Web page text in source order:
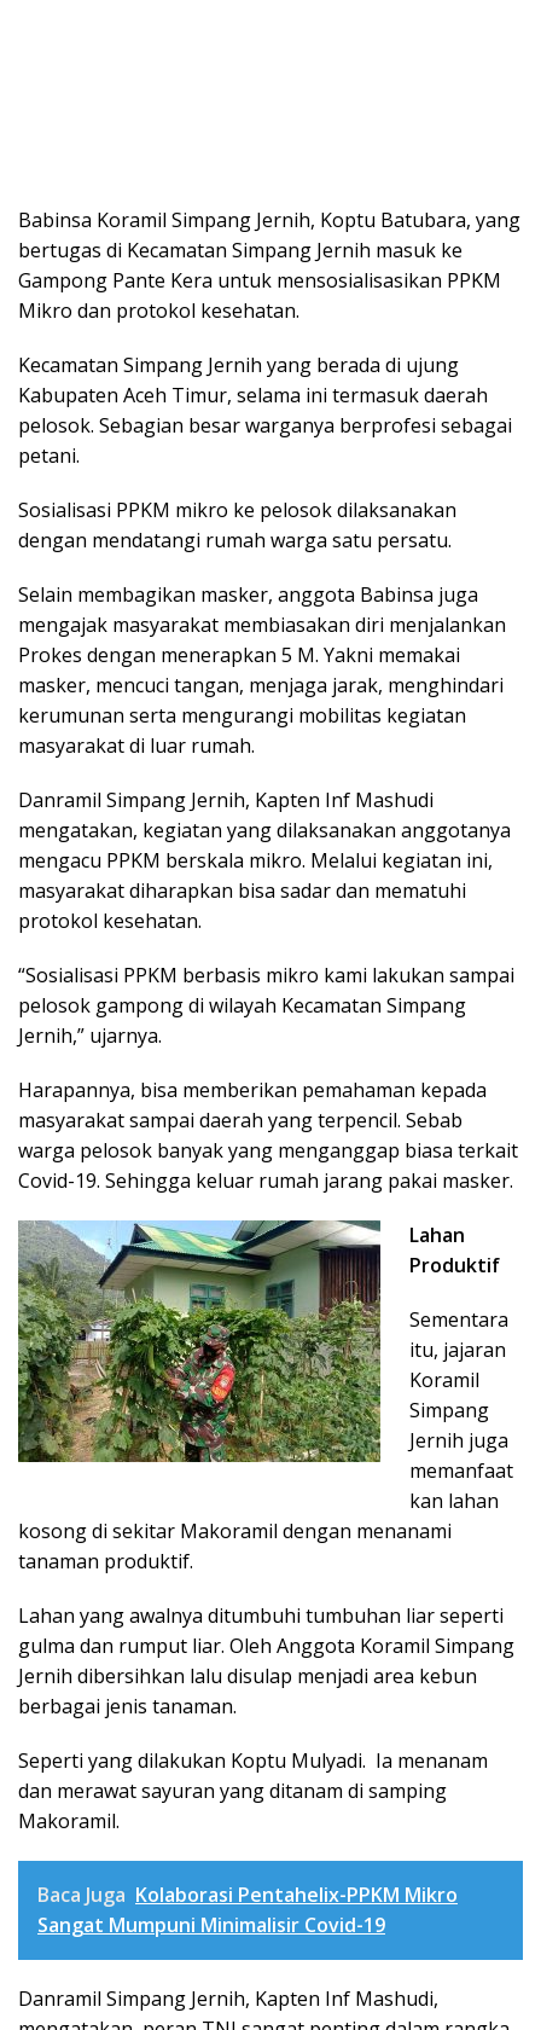
Babinsa Koramil Simpang Jernih, Koptu Batubara, yang
bertugas di Kecamatan Simpang Jernih masuk ke
Gampong Pante Kera untuk mensosialisasikan PPKM
Mikro dan protokol kesehatan.
Kecamatan Simpang Jernih yang berada di ujung
Kabupaten Aceh Timur, selama ini termasuk daerah
pelosok. Sebagian besar warganya berprofesi sebagai
petani.
Sosialisasi PPKM mikro ke pelosok dilaksanakan
dengan mendatangi rumah warga satu persatu.
Selain membagikan masker, anggota Babinsa juga
mengajak masyarakat membiasakan diri menjalankan
Prokes dengan menerapkan 5 M. Yakni memakai
masker, mencuci tangan, menjaga jarak, menghindari
kerumunan serta mengurangi mobilitas kegiatan
masyarakat di luar rumah.
Danramil Simpang Jernih, Kapten Inf Mashudi
mengatakan, kegiatan yang dilaksanakan anggotanya
mengacu PPKM berskala mikro. Melalui kegiatan ini,
masyarakat diharapkan bisa sadar dan mematuhi
protokol kesehatan.
“Sosialisasi PPKM berbasis mikro kami lakukan sampai
pelosok gampong di wilayah Kecamatan Simpang
Jernih,” ujarnya.
Harapannya, bisa memberikan pemahaman kepada
masyarakat sampai daerah yang terpencil. Sebab
warga pelosok banyak yang menganggap biasa terkait
Covid-19. Sehingga keluar rumah jarang pakai masker.
Lahan
Produktif
Sementara
itu, jajaran
Koramil
Simpang
Jernih juga
memanfaat
kan lahan
kosong di sekitar Makoramil dengan menanami
tanaman produktif.
Lahan yang awalnya ditumbuhi tumbuhan liar seperti
gulma dan rumput liar. Oleh Anggota Koramil Simpang
Jernih dibersihkan lalu disulap menjadi area kebun
berbagai jenis tanaman.
Seperti yang dilakukan Koptu Mulyadi. Ia menanam
dan merawat sayuran yang ditanam di samping
Makoramil.
Baca Juga Kolaborasi Pentahelix-PPKM Mikro
Sangat Mumpuni Minimalisir Covid-19
Danramil Simpang Jernih, Kapten Inf Mashudi,